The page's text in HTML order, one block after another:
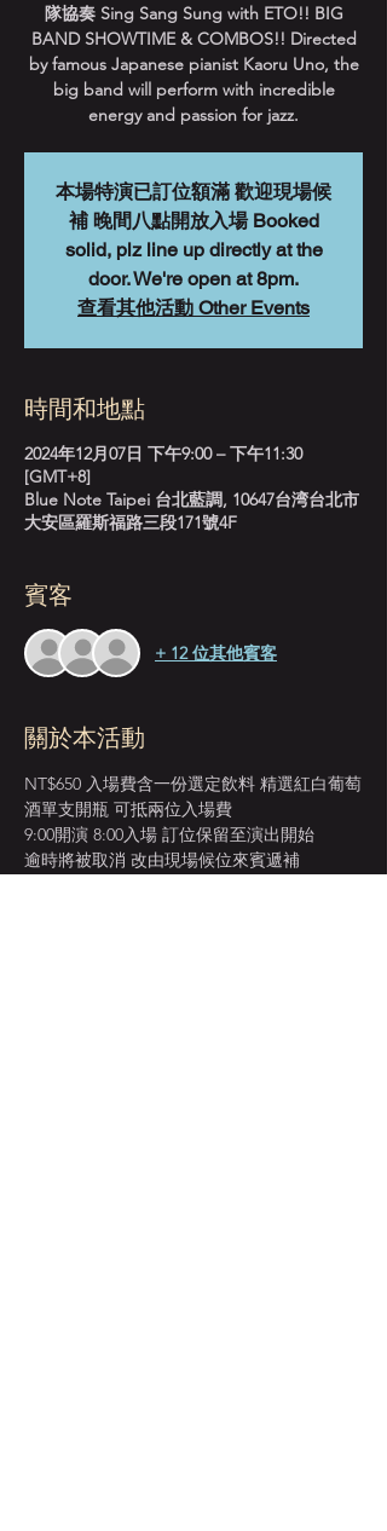
隊協奏 Sing Sang Sung with ETO!! BIG
BAND SHOWTIME & COMBOS!! Directed
by famous Japanese pianist Kaoru Uno, the
big band will perform with incredible
energy and passion for jazz.
本場特演已訂位額滿 歡迎現場候
補 晚間八點開放入場 Booked
solid, plz line up directly at the
door. We're open at 8pm.
查看其他活動 Other Events
時間和地點
2024年12月07日 下午9:00 – 下午11:30
[GMT+8]
Blue Note Taipei 台北藍調, 10647台湾台北市
大安區羅斯福路三段171號4F
賓客
+ 12 位其他賓客
關於本活動
NT$650 入場費含一份選定飲料 精選紅白葡萄
酒單支開瓶 可抵兩位入場費
9:00開演 8:00入場 訂位保留至演出開始
逾時將被取消 改由現場候位來賓遞補